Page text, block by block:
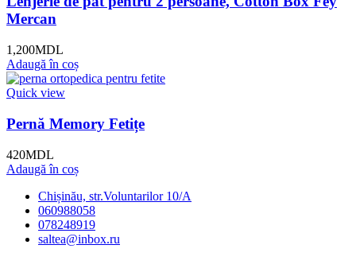
Mercan
1,200MDL
Adaugă în coș
Quick view
Pernă Memory Fetițe
420MDL
Adaugă în coș
Chișinău, str.Voluntarilor 10/A
060988058
078248919
saltea@inbox.ru